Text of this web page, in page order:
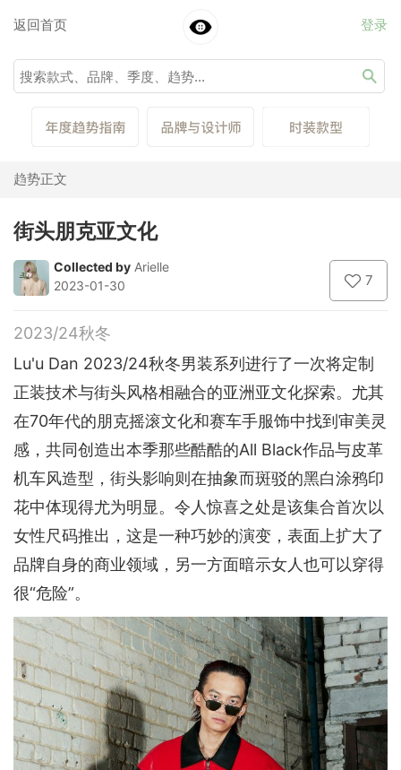
返回首页 登录
趋势正文
街头朋克亚文化
Collected by Arielle
2023-01-30
7
2023/24秋冬
Lu'u Dan 2023/24秋冬男装系列进行了一次将定制
正装技术与街头风格相融合的亚洲亚文化探索。尤其
在70年代的朋克摇滚文化和赛车手服饰中找到审美灵
感，共同创造出本季那些酷酷的All Black作品与皮革
机车风造型，街头影响则在抽象而斑驳的黑白涂鸦印
花中体现得尤为明显。令人惊喜之处是该集合首次以
女性尺码推出，这是一种巧妙的演变，表面上扩大了
品牌自身的商业领域，另一方面暗示女人也可以穿得
很“危险”。